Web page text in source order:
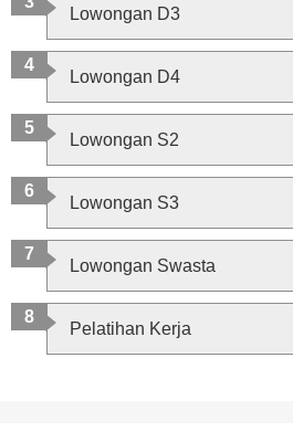
Lowongan D3
Lowongan D4
Lowongan S2
Lowongan S3
Lowongan Swasta
Pelatihan Kerja